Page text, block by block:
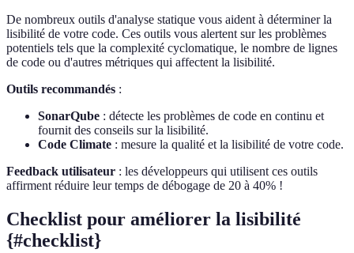
De nombreux outils d'analyse statique vous aident à déterminer la
lisibilité de votre code. Ces outils vous alertent sur les problèmes
potentiels tels que la complexité cyclomatique, le nombre de lignes
de code ou d'autres métriques qui affectent la lisibilité.
Outils recommandés :
SonarQube : détecte les problèmes de code en continu et
fournit des conseils sur la lisibilité.
Code Climate : mesure la qualité et la lisibilité de votre code.
Feedback utilisateur : les développeurs qui utilisent ces outils
affirment réduire leur temps de débogage de 20 à 40% !
Checklist pour améliorer la lisibilité
{#checklist}